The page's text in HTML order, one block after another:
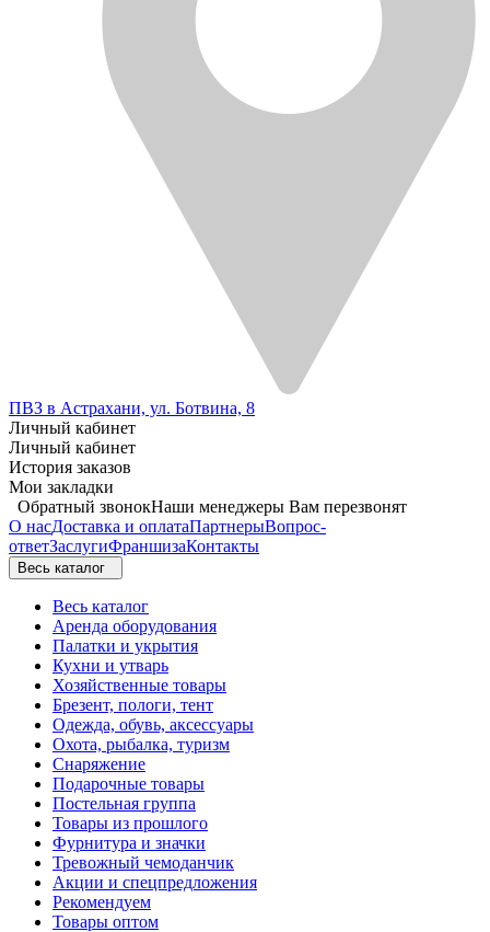
ПВЗ в Астрахани, ул. Ботвина, 8
Личный кабинет
Личный кабинет
История заказов
Мои закладки
Обратный звонокНаши менеджеры Вам перезвонят
О насДоставка и оплатаПартнерыВопрос-
ответЗаслугиФраншизаКонтакты
Весь каталог
Весь каталог
Аренда оборудования
Палатки и укрытия
Кухни и утварь
Хозяйственные товары
Брезент, пологи, тент
Одежда, обувь, аксессуары
Охота, рыбалка, туризм
Снаряжение
Подарочные товары
Постельная группа
Товары из прошлого
Фурнитура и значки
Тревожный чемоданчик
Акции и спецпредложения
Рекомендуем
Товары оптом